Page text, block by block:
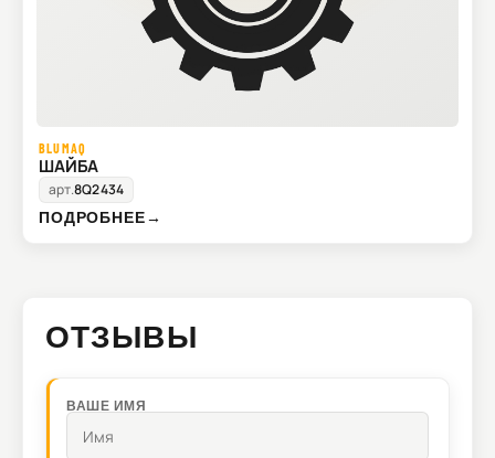
BLUMAQ
ШАЙБА
арт.8Q2434
ПОДРОБНЕЕ→
ОТЗЫВЫ
ВАШЕ ИМЯ